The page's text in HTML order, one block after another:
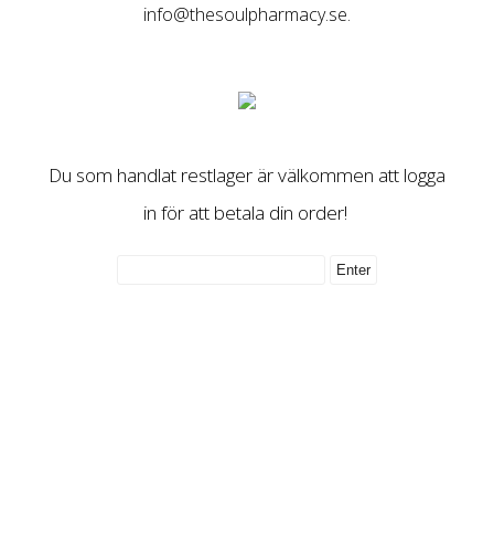
info@thesoulpharmacy.se.
Du som handlat restlager är välkommen att logga
in för att betala din order!